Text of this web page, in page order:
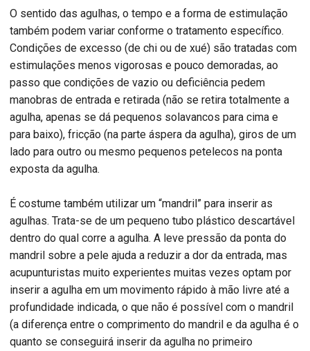
O sentido das agulhas, o tempo e a forma de estimulação
também podem variar conforme o tratamento específico.
Condições de excesso (de chi ou de xué) são tratadas com
estimulações menos vigorosas e pouco demoradas, ao
passo que condições de vazio ou deficiência pedem
manobras de entrada e retirada (não se retira totalmente a
agulha, apenas se dá pequenos solavancos para cima e
para baixo), fricção (na parte áspera da agulha), giros de um
lado para outro ou mesmo pequenos petelecos na ponta
exposta da agulha.
É costume também utilizar um “mandril” para inserir as
agulhas. Trata-se de um pequeno tubo plástico descartável
dentro do qual corre a agulha. A leve pressão da ponta do
mandril sobre a pele ajuda a reduzir a dor da entrada, mas
acupunturistas muito experientes muitas vezes optam por
inserir a agulha em um movimento rápido à mão livre até a
profundidade indicada, o que não é possível com o mandril
(a diferença entre o comprimento do mandril e da agulha é o
quanto se conseguirá inserir da agulha no primeiro